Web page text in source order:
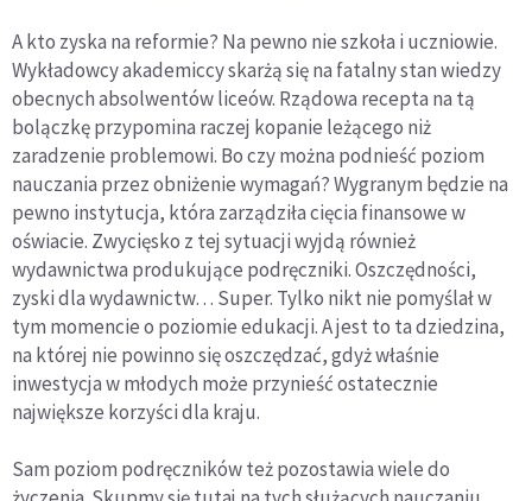
A kto zyska na reformie? Na pewno nie szkoła i uczniowie.
Wykładowcy akademiccy skarżą się na fatalny stan wiedzy
obecnych absolwentów liceów. Rządowa recepta na tą
bolączkę przypomina raczej kopanie leżącego niż
zaradzenie problemowi. Bo czy można podnieść poziom
nauczania przez obniżenie wymagań? Wygranym będzie na
pewno instytucja, która zarządziła cięcia finansowe w
oświacie. Zwycięsko z tej sytuacji wyjdą również
wydawnictwa produkujące podręczniki. Oszczędności,
zyski dla wydawnictw… Super. Tylko nikt nie pomyślał w
tym momencie o poziomie edukacji. A jest to ta dziedzina,
na której nie powinno się oszczędzać, gdyż właśnie
inwestycja w młodych może przynieść ostatecznie
największe korzyści dla kraju.
Sam poziom podręczników też pozostawia wiele do